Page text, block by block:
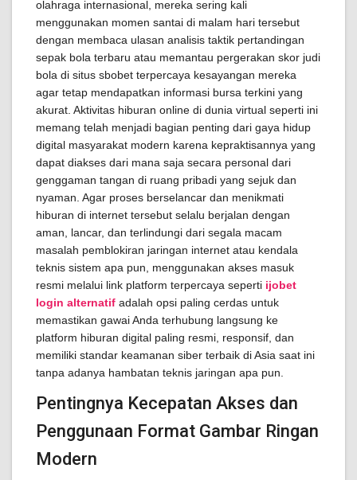
olahraga internasional, mereka sering kali
menggunakan momen santai di malam hari tersebut
dengan membaca ulasan analisis taktik pertandingan
sepak bola terbaru atau memantau pergerakan skor judi
bola di situs sbobet terpercaya kesayangan mereka
agar tetap mendapatkan informasi bursa terkini yang
akurat. Aktivitas hiburan online di dunia virtual seperti ini
memang telah menjadi bagian penting dari gaya hidup
digital masyarakat modern karena kepraktisannya yang
dapat diakses dari mana saja secara personal dari
genggaman tangan di ruang pribadi yang sejuk dan
nyaman. Agar proses berselancar dan menikmati
hiburan di internet tersebut selalu berjalan dengan
aman, lancar, dan terlindungi dari segala macam
masalah pemblokiran jaringan internet atau kendala
teknis sistem apa pun, menggunakan akses masuk
resmi melalui link platform terpercaya seperti ijobet
login alternatif adalah opsi paling cerdas untuk
memastikan gawai Anda terhubung langsung ke
platform hiburan digital paling resmi, responsif, dan
memiliki standar keamanan siber terbaik di Asia saat ini
tanpa adanya hambatan teknis jaringan apa pun.
Pentingnya Kecepatan Akses dan
Penggunaan Format Gambar Ringan
Modern